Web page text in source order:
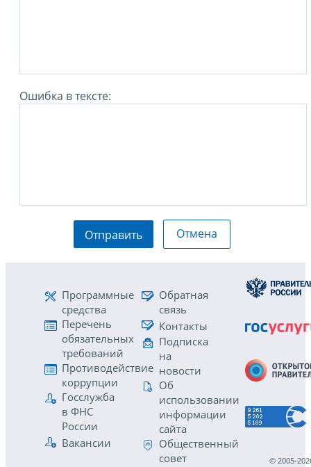
Ошибка в тексте:
Отправить Отмена
Программные
средства
Перечень
обязательных
требований
Противодействие
коррупции
Госслужба
в ФНС
России
Вакансии
Обратная
связь
Контакты
Подписка
на
новости
Об
использовании
информации
сайта
Общественный
совет
© 2005-